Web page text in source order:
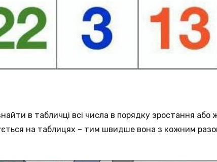
в табличці всі числа в порядку зростання або
на таблицях – тим швидше вона з кожним